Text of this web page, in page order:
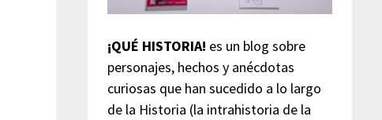
¡QUÉ HISTORIA! es un blog sobre
personajes, hechos y anécdotas
curiosas que han sucedido a lo largo
de la Historia (la intrahistoria de la